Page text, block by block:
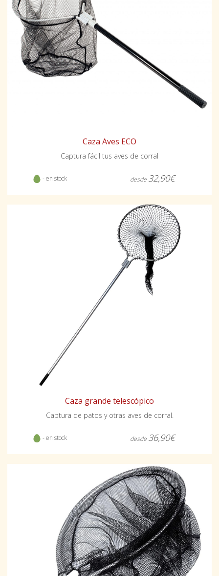
Caza Aves ECO
Captura fácil tus aves de corral
- en stock desde 32,90€
Caza grande telescópico
Captura de patos y otras aves de corral.
- en stock desde 36,90€